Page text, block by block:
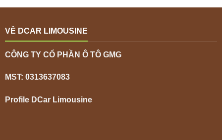
VỀ DCAR LIMOUSINE
CÔNG TY CỔ PHẦN Ô TÔ GMG
MST: 0313637083
Profile DCar Limousine